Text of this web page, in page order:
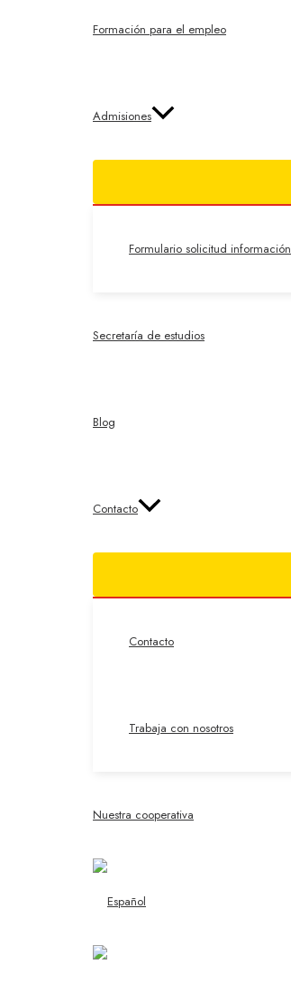
Formación para el empleo
Admisiones
Formulario solicitud información
Secretaría de estudios
Blog
Contacto
Contacto
Trabaja con nosotros
Nuestra cooperativa